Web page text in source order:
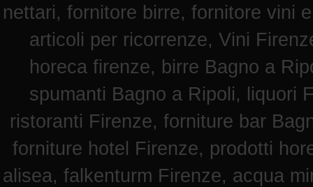
nettari, fornitore birre, fornitore vini
articoli per ricorrenze, Vini
horeca firenze, birre Bagno a
spumanti Bagno a Ripoli, liquori
ristoranti Firenze, forniture bar
forniture hotel Firenze, prodotti
alisea, falkenturm Firenze, acqua